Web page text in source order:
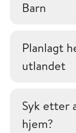
Barn
Planlagt
utlandet
Syk etter
hjem?